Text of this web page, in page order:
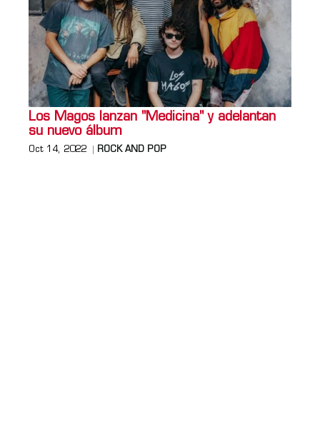
Los Magos lanzan "Medicina" y adelantan
su nuevo álbum
Oct 14, 2022 ROCK AND POP